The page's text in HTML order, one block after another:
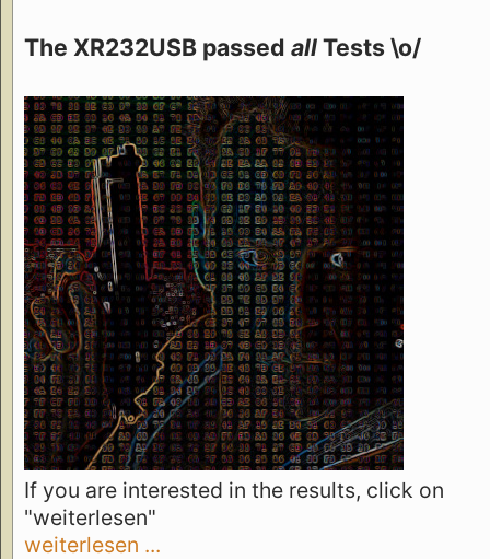
The XR232USB passed allTests \o/
If you are interested in the results, click on
"weiterlesen"
weiterlesen ...